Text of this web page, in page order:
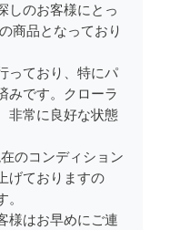
しのお客様にとっ
商品となっており
っており、特にパ
みです。クローラ
非常に良好な状態
のコンディション
げておりますの
様はお早めにご連